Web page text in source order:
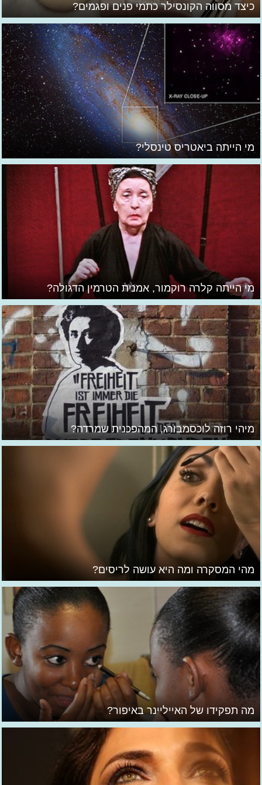
כיצד מסווה הקונסילר כתמי פנים ופגמים?
מי הייתה ביאטריס טינסלי?
מי הייתה קלרה רוקמור, אמנית הטרמין הדגולה?
מיהי רוזה לוכסמבורג, המהפכנית שמרדה?
מהי המסקרה ומה היא עושה לריסים?
מה תפקידו של האייליינר באיפור?